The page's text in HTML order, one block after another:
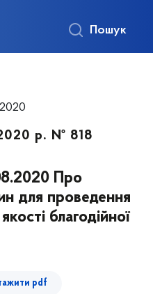
Пошук
р. № 818
Про
для проведення
благодійної
pdf